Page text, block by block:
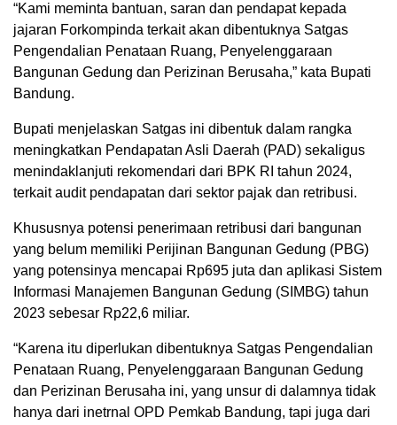
“Kami meminta bantuan, saran dan pendapat kepada
jajaran Forkompinda terkait akan dibentuknya Satgas
Pengendalian Penataan Ruang, Penyelenggaraan
Bangunan Gedung dan Perizinan Berusaha,” kata Bupati
Bandung.
Bupati menjelaskan Satgas ini dibentuk dalam rangka
meningkatkan Pendapatan Asli Daerah (PAD) sekaligus
menindaklanjuti rekomendari dari BPK RI tahun 2024,
terkait audit pendapatan dari sektor pajak dan retribusi.
Khususnya potensi penerimaan retribusi dari bangunan
yang belum memiliki Perijinan Bangunan Gedung (PBG)
yang potensinya mencapai Rp695 juta dan aplikasi Sistem
Informasi Manajemen Bangunan Gedung (SIMBG) tahun
2023 sebesar Rp22,6 miliar.
“Karena itu diperlukan dibentuknya Satgas Pengendalian
Penataan Ruang, Penyelenggaraan Bangunan Gedung
dan Perizinan Berusaha ini, yang unsur di dalamnya tidak
hanya dari inetrnal OPD Pemkab Bandung, tapi juga dari